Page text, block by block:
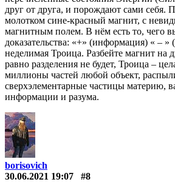
друг от друга, и порождают сами себя.
молотком сине-красный магнит, с
магнитным полем. В нём есть то, чего
доказательства: «+» (информация) « – »
неделимая Троица. Разбейте магнит на
равно разделения не будет, Троица –
миллионы частей любой объект,
сверхэлементарные частицы материю,
информации и разума.
borisovich
30.06.2021 19:07
#8